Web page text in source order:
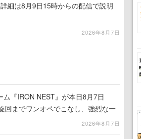
細は8月9日15時からの配信で説明
2026年8月7日
『IRON NEST』が本日8月7日
回までワンオペでこなし、強烈な一
2026年8月7日